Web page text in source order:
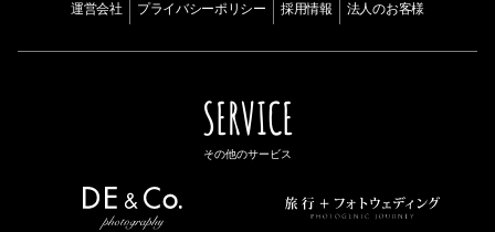
運営会社 プライバシーポリシー 採用情報 法人のお客様
SERVICE
その他のサービス